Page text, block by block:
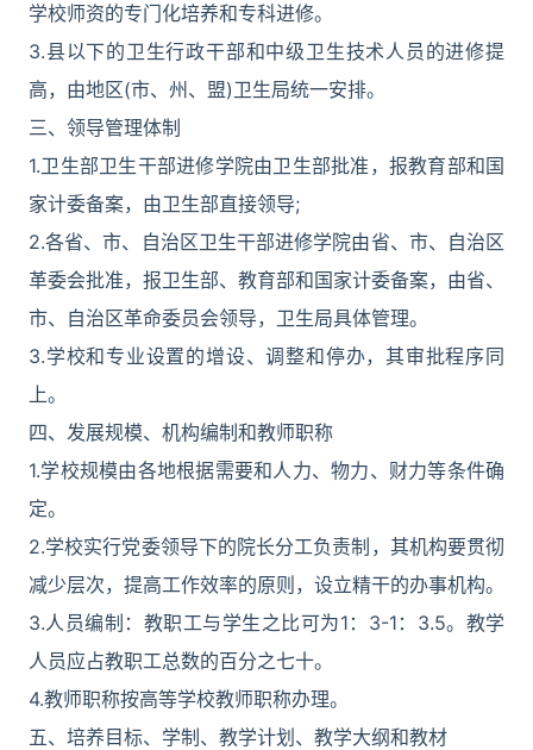
学校师资的专门化培养和专科进修。
3.县以下的卫生行政干部和中级卫生技术人员的进修提
高，由地区(市、州、盟)卫生局统一安排。
三、领导管理体制
1.卫生部卫生干部进修学院由卫生部批准，报教育部和国
家计委备案，由卫生部直接领导;
2.各省、市、自治区卫生干部进修学院由省、市、自治区
革委会批准，报卫生部、教育部和国家计委备案，由省、
市、自治区革命委员会领导，卫生局具体管理。
3.学校和专业设置的增设、调整和停办，其审批程序同
上。
四、发展规模、机构编制和教师职称
1.学校规模由各地根据需要和人力、物力、财力等条件确
定。
2.学校实行党委领导下的院长分工负责制，其机构要贯彻
减少层次，提高工作效率的原则，设立精干的办事机构。
3.人员编制：教职工与学生之比可为1：3-1：3.5。教学
人员应占教职工总数的百分之七十。
4.教师职称按高等学校教师职称办理。
五、培养目标、学制、教学计划、教学大纲和教材